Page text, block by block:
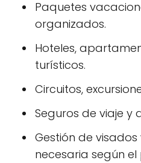
Paquetes
organizados.
Hoteles,
turísticos.
Circuitos,
Seguros de viaje y
Gestión de
necesaria según el